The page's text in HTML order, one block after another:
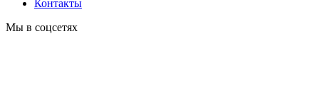
Контакты
Мы в соцсетях